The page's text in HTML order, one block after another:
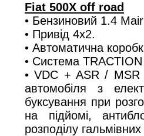
Fiat 500X off road
• Бензиновий 1.4
• Привід 4х2.
• Автоматична
• Система
• VDC + ASR / MSR
автомобіля з
буксування при
на підйомі,
розподілу